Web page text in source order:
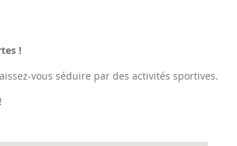
!
vous séduire par des activités sportives.